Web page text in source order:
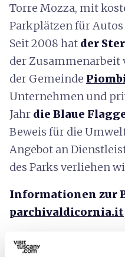
Torre Mozza, mit
Parkplätzen für
Seit 2008 hat der
der Zusammenarbeit
der Gemeinde
Unternehmen und
Jahr die Blaue
Beweis für die
Angebot an
des Parks verliehen
Informationen zur
parchivaldicornia.it